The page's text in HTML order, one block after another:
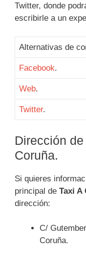
Twitter, donde
escribirle a un
Alternativas de
Facebook.
Web.
Twitter.
Dirección
Coruña.
Si quieres
principal de Taxi A
dirección:
C/
Coruña.